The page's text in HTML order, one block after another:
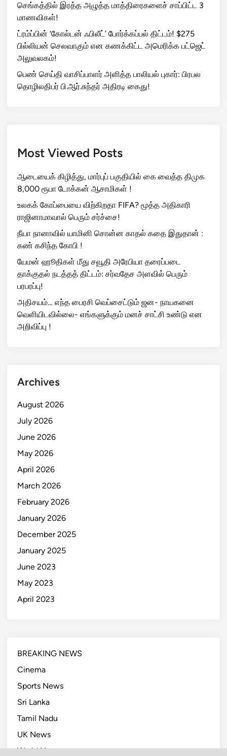
செங்கத்தில் இரத்த அழுத்த மாத்திரைகளைச் சாப்பிட்ட 3
மாணவிகள்!
ட்ரம்ப்பின் ‘கோல்டன் ஃபிலீட்’ போர்க்கப்பல் திட்டம்! $275
பில்லியன் செலவாகும் என கணக்கிட்ட அமெரிக்க பட்ஜெட்
அலுவலகம்!
பெண் செய்தி வாசிப்பாளர் அளித்த பாலியல் புகார்: பிரபல
தொழிலதிபர் பி.ஆர்.சுந்தர் அதிரடி கைது!
Most Viewed Posts
ஆடையைக் கிழித்து, மார்புப் பகுதியில் கை வைத்த திமுக
8,000 ரூபா டோக்கன் ஆசாமிகள் !
உலகக் கோப்பையை விற்கிறதா FIFA? மூத்த அதிகாரி
ராஜினாமாவால் பெரும் சர்ச்சை!
நீயா நானாவில் யாமினி சொன்ன காதல் கதை இதுதான் :
கண் கசிந்த கோபி !
யேமன் ஹூதிகள் மீது சவூதி அரேபியா தரைப்படை
தாக்குதல் நடத்தத் திட்டம்: சர்வதேச அளவில் பெரும்
பரபரப்பு!
அதிசயம்… எந்த பைரசி வெப்சைட்டும் ஜன- நாயகனை
வெளியிடவில்லை- எங்களுக்கும் மனச் சாட்சி உண்டு என
அறிவிப்பு !
Archives
August 2026
July 2026
June 2026
May 2026
April 2026
March 2026
February 2026
January 2026
December 2025
January 2025
June 2023
May 2023
April 2023
BREAKING NEWS
Cinema
Sports News
Sri Lanka
Tamil Nadu
UK News
World News